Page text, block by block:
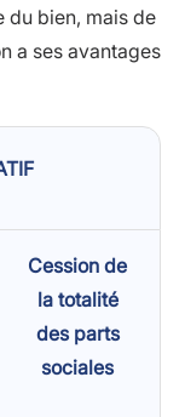
du bien, mais de
a ses avantages
Cession de
la totalité
des parts
sociales